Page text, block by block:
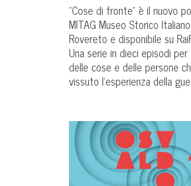
“Cose di fronte” è il nuovo
MITAG Museo Storico
Rovereto e disponibile su
Una serie in dieci episodi
delle cose e delle persone
vissuto l’esperienza della